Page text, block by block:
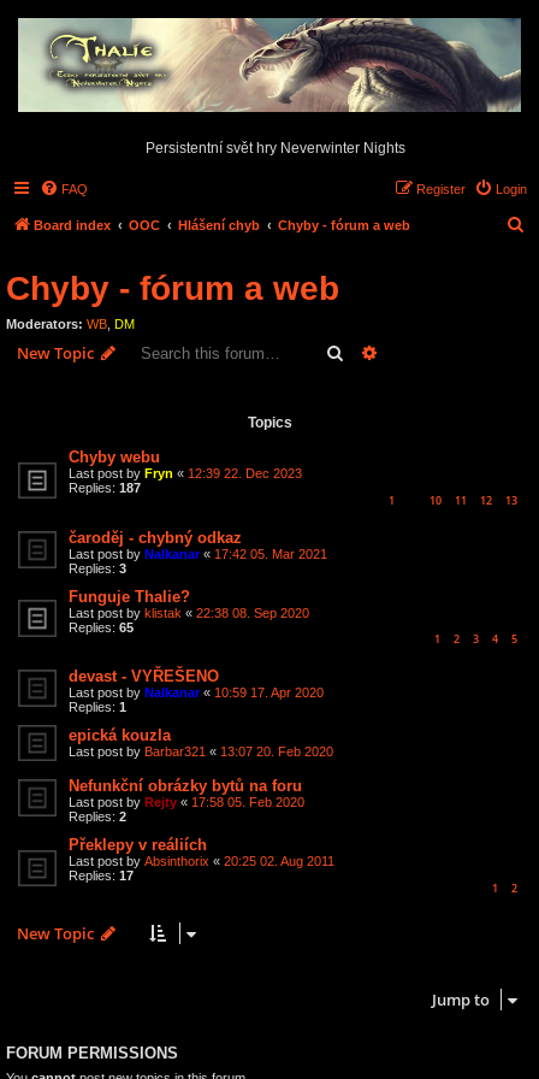
Persistentní svět hry Neverwinter Nights
FAQ Login
Register
Board index OOC Hlášení chyb Chyby - fórum a web
Chyby - fórum a web
Moderators: WB DM
New Topic Search
Topics
Chyby webu
Last post by Fryn « 12:39 22. Dec 2023
Replies: 187
1 10 11 12 13
čaroděj - chybný odkaz
Last post by Nalkanar« 17:42 05. Mar 2021
Replies: 3
Funguje Thalie?
Last post by klistak « 22:38 08. Sep 2020
Replies: 65
1 2 3 4 5
devast - VYŘEŠENO
Last post by Nalkanar« 10:59 17. Apr 2020
Replies: 1
epická kouzla
Last post by Barbar321 « 13:07 20. Feb 2020
Nefunkční obrázky bytů na foru
Last post by Rejty « 17:58 05. Feb 2020
Replies: 2
Překlepy v reáliích
Last post by Absinthorix « 20:25 02. Aug 2011
Replies: 17
1 2
New Topic
Jump to
FORUM PERMISSIONS